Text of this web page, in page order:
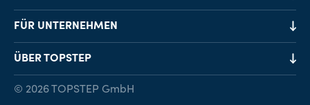
Job-Finder
Karriereberatung
FÜR UNTERNEHMEN
Personalvermittlung
Personalsuche
ÜBER TOPSTEP
© 2026 TOPSTEP GmbH